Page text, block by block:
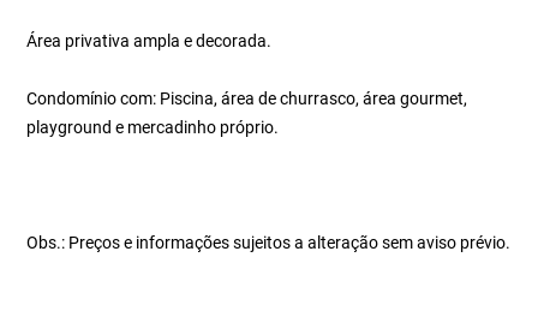
Área privativa ampla e decorada.
Condomínio com: Piscina, área de churrasco, área gourmet,
playground e mercadinho próprio.
Obs.: Preços e informações sujeitos a alteração sem aviso prévio.